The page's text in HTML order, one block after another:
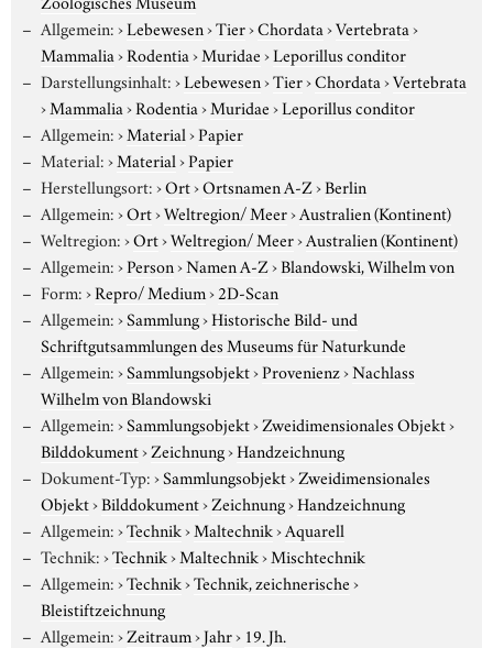
Allgemein:›Lebewesen›Tier›Chordata›Vertebrata›
Mammalia›Rodentia›Muridae›Leporillus conditor
Darstellungsinhalt:›Lebewesen›Tier›Chordata›Vertebrata
›Mammalia›Rodentia›Muridae›Leporillus conditor
Allgemein:›Material›Papier
Material:›Material›Papier
Herstellungsort:›Ort›Ortsnamen A-Z›Berlin
Allgemein:›Ort›Weltregion/ Meer›Australien (Kontinent)
Weltregion:›Ort›Weltregion/ Meer›Australien (Kontinent)
Allgemein:›Person›Namen A-Z›Blandowski, Wilhelm von
Form:›Repro/ Medium›2D-Scan
Allgemein:›Sammlung›Historische Bild- und
Schriftgutsammlungen des Museums für Naturkunde
Allgemein:›Sammlungsobjekt›Provenienz›Nachlass
Wilhelm von Blandowski
Allgemein:›Sammlungsobjekt›Zweidimensionales Objekt›
Bilddokument›Zeichnung›Handzeichnung
Dokument-Typ:›Sammlungsobjekt›Zweidimensionales
Objekt›Bilddokument›Zeichnung›Handzeichnung
Allgemein:›Technik›Maltechnik›Aquarell
Technik:›Technik›Maltechnik›Mischtechnik
Allgemein:›Technik›Technik, zeichnerische›
Bleistiftzeichnung
Allgemein:›Zeitraum›Jahr› 19. Jh.